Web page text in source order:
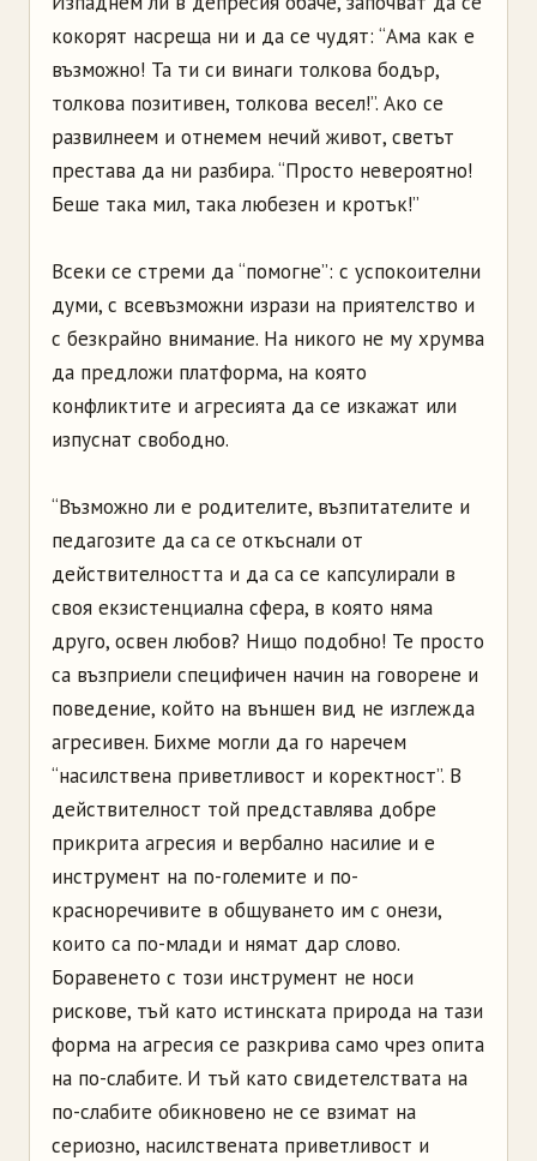
кокорят насреща ни и да се чудят: “Ама как е
възможно! Та ти си винаги толкова бодър,
толкова позитивен, толкова весел!”. Ако се
развилнеем и отнемем нечий живот, светът
престава да ни разбира. “Просто невероятно!
Беше така мил, така любезен и кротък!”
Всеки се стреми да “помогне”: с успокоителни
думи, с всевъзможни изрази на приятелство и
с безкрайно внимание. На никого не му хрумва
да предложи платформа, на която
конфликтите и агресията да се изкажат или
изпуснат свободно.
“Възможно ли е родителите, възпитателите и
педагозите да са се откъснали от
действителността и да са се капсулирали в
своя екзистенциална сфера, в която няма
друго, освен любов? Нищо подобно! Те просто
са възприели специфичен начин на говорене и
поведение, който на външен вид не изглежда
агресивен. Бихме могли да го наречем
“насилствена приветливост и коректност”. В
действителност той представлява добре
прикрита агресия и вербално насилие и е
инструмент на по-големите и по-
красноречивите в общуването им с онези,
които са по-млади и нямат дар слово.
Боравенето с този инструмент не носи
рискове, тъй като истинската природа на тази
форма на агресия се разкрива само чрез опита
на по-слабите. И тъй като свидетелствата на
по-слабите обикновено не се взимат на
сериозно, насилствената приветливост и